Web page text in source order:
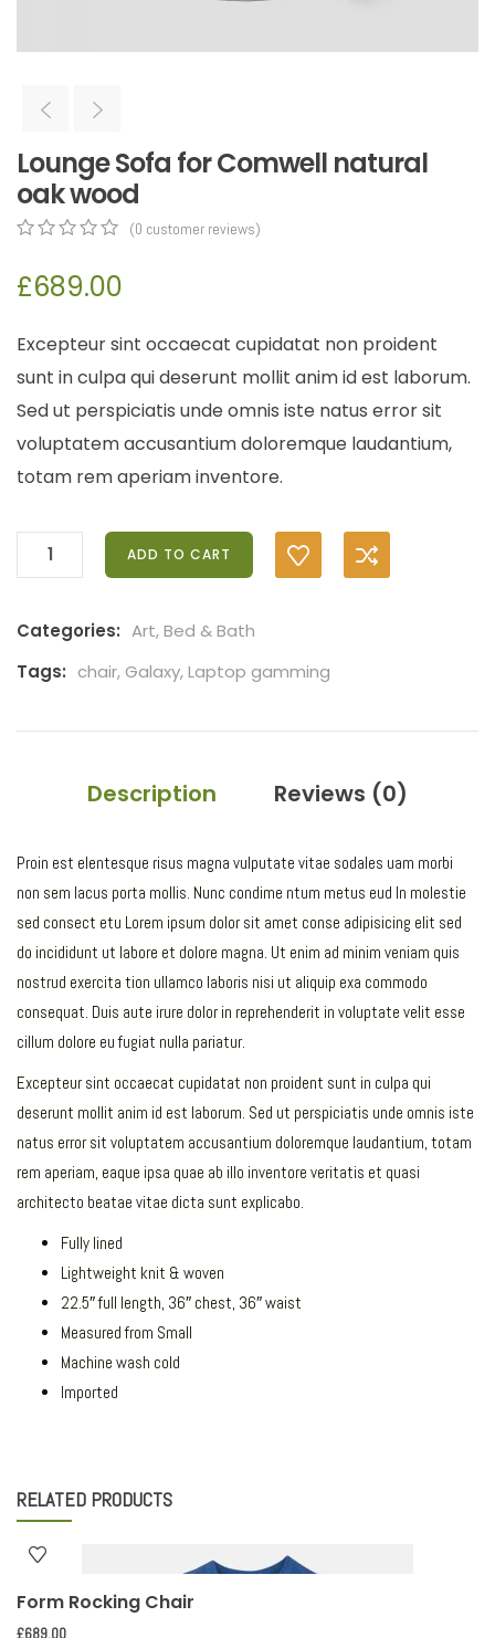
Lounge Sofa for Comwell natural
oak wood
of
customer
ratings
(0 customer reviews)
£689.00
Excepteur sint occaecat cupidatat non proident
sunt in culpa qui deserunt mollit anim id est laborum.
Sed ut perspiciatis unde omnis iste natus error sit
voluptatem accusantium doloremque laudantium,
totam rem aperiam inventore.
ADD TO CART
Categories: Art,Bed & Bath
Tags: chair, Galaxy,Laptop gamming
Description Reviews (0)
Proin est elentesque risus magna vulputate vitae sodales uam morbi
non sem lacus porta mollis. Nunc condime ntum metus eud In molestie
sed consect etu Lorem ipsum dolor sit amet conse adipisicing elit sed
do incididunt ut labore et dolore magna. Ut enim ad minim veniam quis
nostrud exercita tion ullamco laboris nisi ut aliquip exa commodo
consequat. Duis aute irure dolor in reprehenderit in voluptate velit esse
cillum dolore eu fugiat nulla pariatur.
Excepteur sint occaecat cupidatat non proident sunt in culpa qui
deserunt mollit anim id est laborum. Sed ut perspiciatis unde omnis iste
natus error sit voluptatem accusantium doloremque laudantium, totam
rem aperiam, eaque ipsa quae ab illo inventore veritatis et quasi
architecto beatae vitae dicta sunt explicabo.
Fully lined
Lightweight knit & woven
22.5″ full length, 36″ chest, 36″ waist
Measured from Small
Machine wash cold
Imported
RELATED PRODUCTS
Form Rocking Chair
£689.00